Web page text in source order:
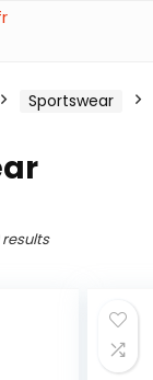
Sportswear